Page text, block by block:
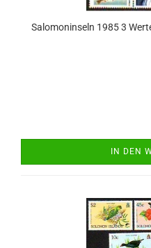
Salomoninseln 1985 3
IN DEN